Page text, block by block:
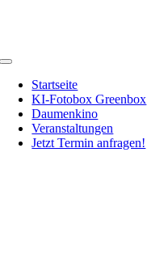
Toggle
NavigationStartseite
KI-Fotobox Greenbox
Daumenkino
Veranstaltungen
Jetzt Termin anfragen!